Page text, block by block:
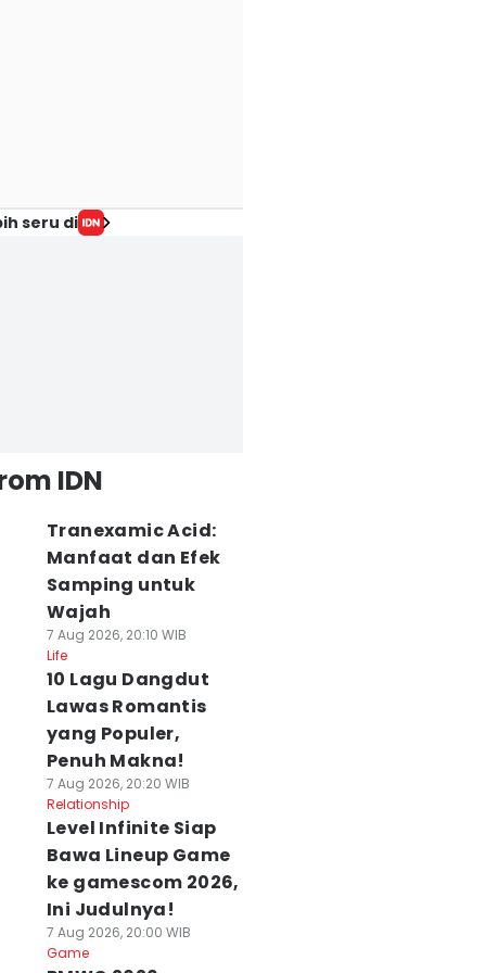
seru di
IDN
Tranexamic Acid:
Manfaat dan Efek
Samping untuk
Wajah
7 Aug 2026, 20:10 WIB
Life
10 Lagu Dangdut
Lawas Romantis
yang Populer,
Penuh Makna!
7 Aug 2026, 20:20 WIB
Relationship
Level Infinite Siap
Bawa Lineup Game
ke gamescom 2026,
Ini Judulnya!
7 Aug 2026, 20:00 WIB
Game